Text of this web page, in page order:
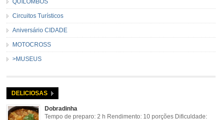
QUILOMBOS
Circuitos Turísticos
Aniversário CIDADE
MOTOCROSS
>MUSEUS
DELICIOSAS
Dobradinha
Tempo de preparo: 2 h Rendimento: 10 porções Dificuldade: